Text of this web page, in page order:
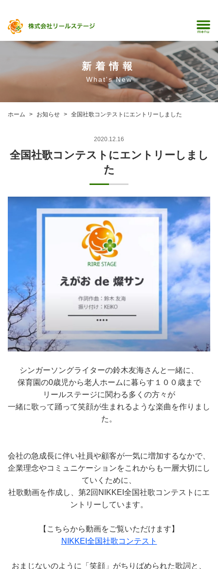
新着情報
What's New
ホーム お知らせ 全国社歌コンテストにエントリーしました
2020.12.16
全国社歌コンテストにエントリーしまし
た
シンガーソングライターの鈴木友海さんと一緒に、
保育園の0歳児から老人ホームに暮らす１００歳まで
リールステージに関わる多くの方々が
一緒に歌って踊って笑顔が生まれるような楽曲を作りまし
た。
会社の急成長に伴い社員や顧客が一気に増加するなかで、
企業理念やコミュニケーションをこれからも一層大切にし
ていくために、
社歌動画を作成し、第2回NIKKEI全国社歌コンテストにエ
ントリーしています。
【こちらから動画をご覧いただけます】
NIKKEI全国社歌コンテスト
おまじないのように「笑顔」がちりばめられた歌詞と、